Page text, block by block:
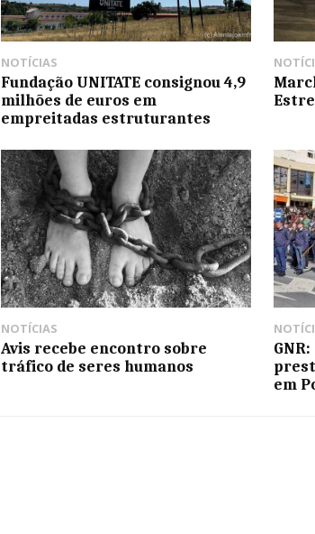
NOTÍCIAS
Fundação UNITATE consignou 4,9
milhões de euros em
empreitadas estruturantes
NOTÍCIAS
Avis recebe encontro sobre
tráfico de seres humanos
em